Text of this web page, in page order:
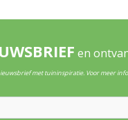
en
met tuininspiratie. Voor meer